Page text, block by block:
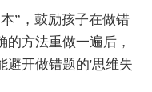
”，鼓励孩子在做错
方法重做一遍后，
避开做错题的'思维失